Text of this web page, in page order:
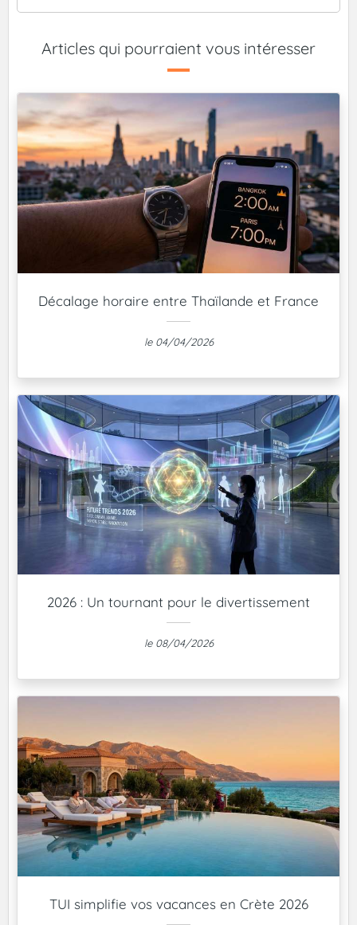
Articles qui pourraient vous intéresser
Décalage horaire entre Thaïlande et France
le 04/04/2026
2026 : Un tournant pour le divertissement
le 08/04/2026
TUI simplifie vos vacances en Crète 2026